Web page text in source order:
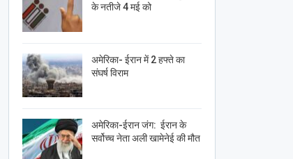
के नतीजे 4 मई को
अमेरिका- ईरान में 2 हफ्ते का
संघर्ष विराम
अमेरिका-ईरान जंग: ईरान के
सर्वोच्च नेता अली खामेनेई की मौत